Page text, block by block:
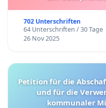
702 Unterschriften
64 Unterschriften / 30 Tage
26 Nov 2025
Petition für die Abschaffung der Tötungsstationen
und für die
kommunaler